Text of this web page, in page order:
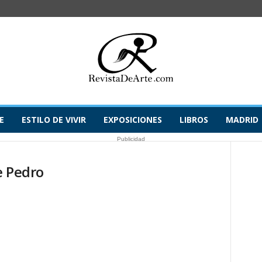
ESTILO DE VIVIR EXPOSICIONES LIBROS MADRID
Publicidad
Pedro